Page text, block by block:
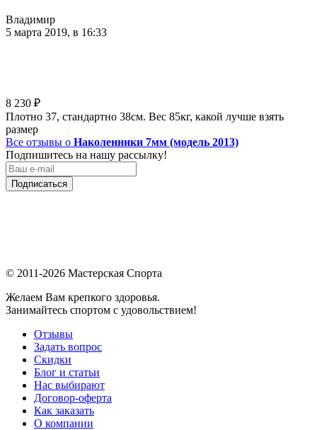
Владимир
5 марта 2019, в 16:33
8 230 ₽
Плотно 37, стандартно 38см. Вес 85кг, какой лучше взять
размер
Все отзывы о Наколенники 7мм (модель 2013)
Подпишитесь на нашу рассылку!
Подписаться
© 2011-2026 Мастерская Спорта
Желаем Вам крепкого здоровья.
Занимайтесь спортом с удовольствием!
Отзывы
Задать вопрос
Скидки
Блог и статьи
Нас выбирают
Договор-оферта
Как заказать
О компании